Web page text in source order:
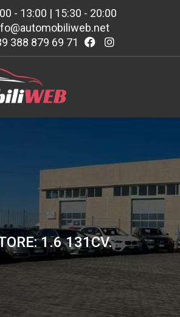
- 13:00 | 15:30 - 20:00
388 879 69 71
1.6 131CV.